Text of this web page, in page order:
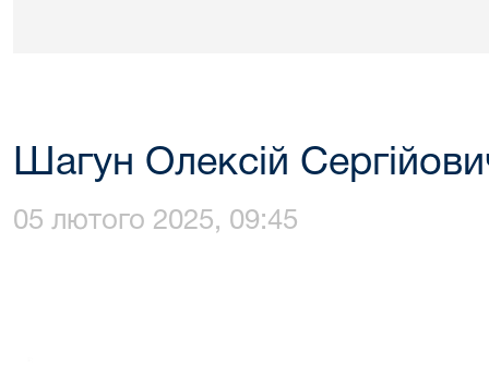
Шагун Олексій
05 лютого 2025, 09:45